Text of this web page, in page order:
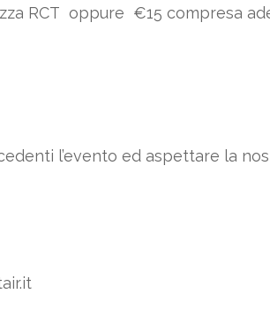
RCT oppure €15 compresa
l’evento ed aspettare la